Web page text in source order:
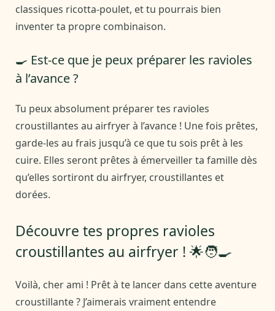
classiques ricotta-poulet, et tu pourrais bien
inventer ta propre combinaison.
🍳 Est-ce que je peux préparer les ravioles
à l’avance ?
Tu peux absolument préparer tes ravioles
croustillantes au airfryer à l’avance ! Une fois prêtes,
garde-les au frais jusqu’à ce que tu sois prêt à les
cuire. Elles seront prêtes à émerveiller ta famille dès
qu’elles sortiront du airfryer, croustillantes et
dorées.
Découvre tes propres ravioles
croustillantes au airfryer ! 🌟🧑‍🍳
Voilà, cher ami ! Prêt à te lancer dans cette aventure
croustillante ? J’aimerais vraiment entendre